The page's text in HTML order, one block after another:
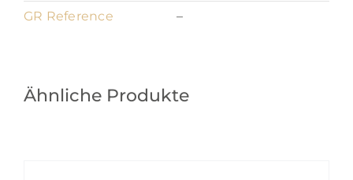
GR Reference
–
Ähnliche Produkte